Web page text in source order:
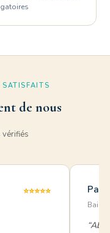
de nous
vérifiés
⭐⭐⭐⭐⭐
Baia